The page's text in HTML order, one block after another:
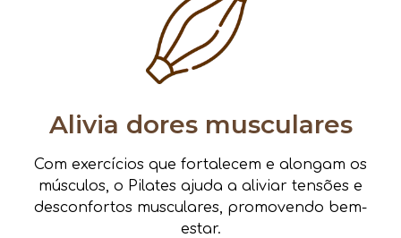
Alivia dores musculares
Com exercícios que fortalecem e alongam os
músculos, o Pilates ajuda a aliviar tensões e
desconfortos musculares, promovendo bem-
estar.